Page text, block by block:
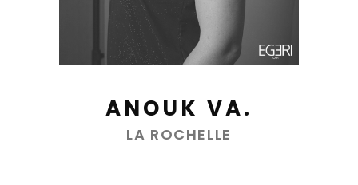
ANOUK VA.
LA ROCHELLE